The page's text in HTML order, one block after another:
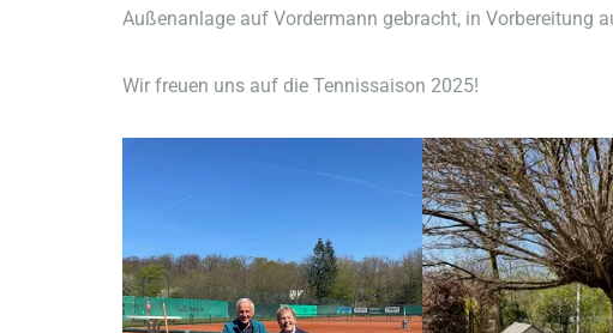
Außenanlage auf Vordermann gebracht, in Vorbereitung
Wir freuen uns auf die Tennissaison 2025!